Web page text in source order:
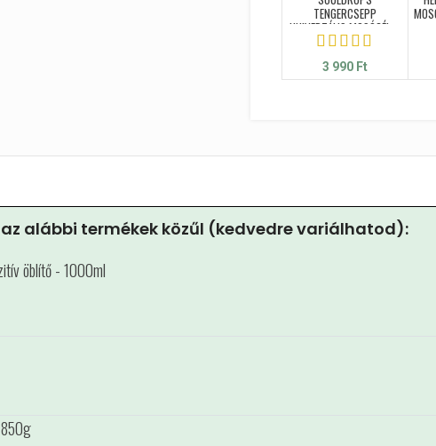
TENGERCSEPP
UNIVERZÁLIS MOSÓGÉL –
3250ML
3 990 Ft
alábbi termékek közűl (kedvedre variálhatod):
öblítő - 1000ml
850g